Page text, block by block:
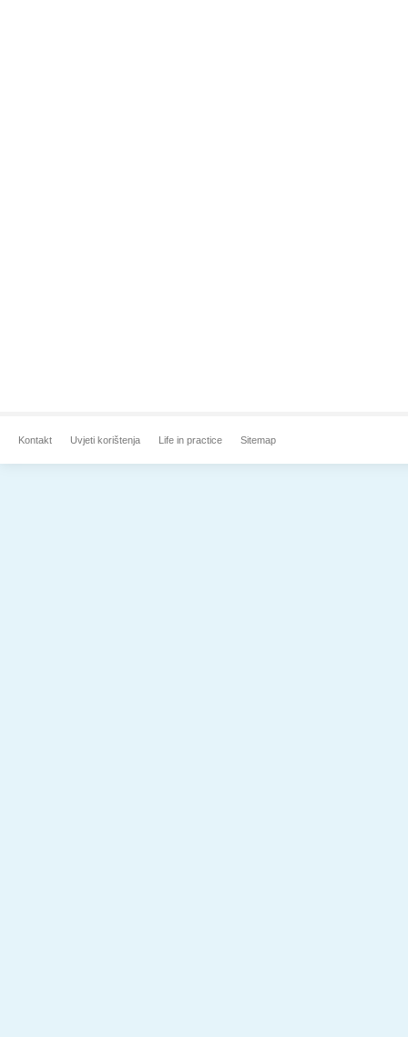
Kontakt Uvjeti korištenja Life in practice Sitemap